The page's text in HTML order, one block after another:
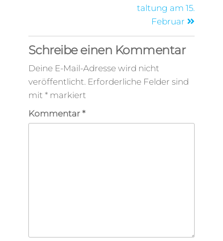
taltung am 15.
Februar
Schreibe einen Kommentar
Deine E-Mail-Adresse wird nicht
veröffentlicht. Erforderliche Felder sind
mit *markiert
Kommentar *